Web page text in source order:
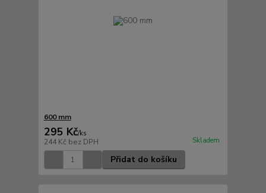
600 mm
295 Kč/ks
244 Kč bez DPH Skladem
Přidat do košíku